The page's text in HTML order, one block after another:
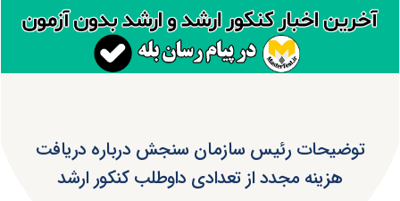
توضیحات رئیس سازمان سنجش درباره دریافت
هزینه مجدد از تعدادی داوطلب کنکور ارشد